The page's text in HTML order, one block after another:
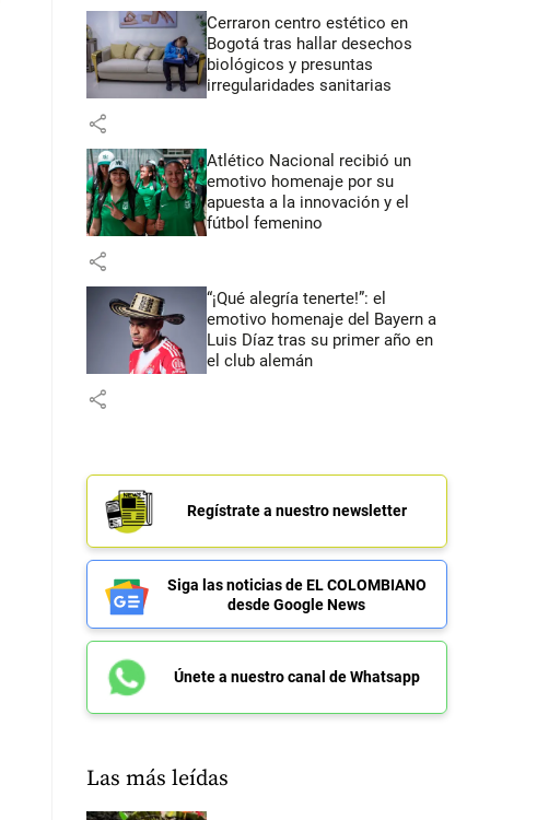
Cerraron centro estético en
Bogotá tras hallar desechos
biológicos y presuntas
irregularidades sanitarias
share
Atlético Nacional recibió un
emotivo homenaje por su
apuesta a la innovación y el
fútbol femenino
share
“¡Qué alegría tenerte!”: el
emotivo homenaje del Bayern a
Luis Díaz tras su primer año en
el club alemán
share
Regístrate a nuestro newsletter
Siga las noticias de EL COLOMBIANO
desde Google News
Únete a nuestro canal de Whatsapp
Las más leídas